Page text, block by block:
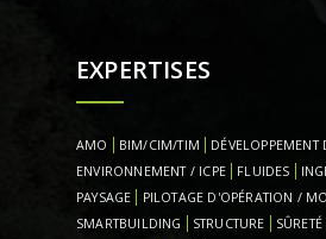
EXPERTISES
AMO BIM/CIM/TIM
DÉVELOPPEMENT
ENVIRONNEMENT / ICPE
FLUIDES
PAYSAGE
PILOTAGE D'OPÉRATION /
SMARTBUILDING
STRUCTURE